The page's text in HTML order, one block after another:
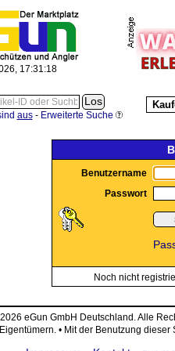
17:31:18
aus- Erweiterte Suche
Benutzername
Passwort
Noch nicht
eGun GmbH Deutschland. Alle
• Mit der Benutzung